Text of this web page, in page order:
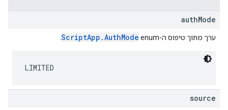
authMode
ערך מתוך טיפוס ה-enum‏ ScriptApp.AuthMode
LIMITED
source